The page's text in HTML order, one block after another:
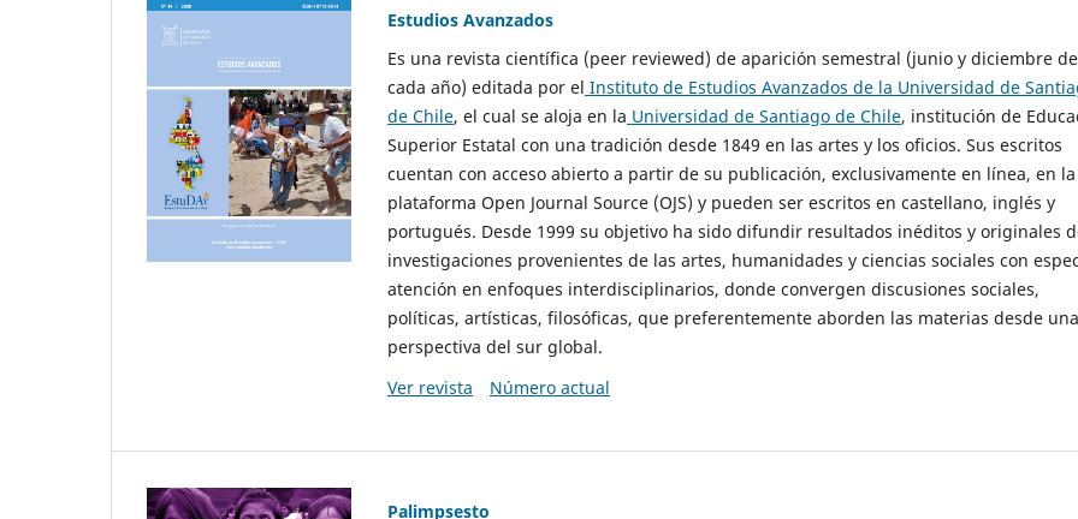
Estudios Avanzados
Es una revista científica (peer reviewed) de aparición semestral (junio y diciembre de
cada año) editada por el Instituto de Estudios Avanzados de la Universidad de
de Chile, el cual se aloja en la Universidad de Santiago de Chile, institución de
Superior Estatal con una tradición desde 1849 en las artes y los oficios. Sus escritos
cuentan con acceso abierto a partir de su publicación, exclusivamente en línea, en la
plataforma Open Journal Source (OJS) y pueden ser escritos en castellano, inglés y
portugués. Desde 1999 su objetivo ha sido difundir resultados inéditos y originales
investigaciones provenientes de las artes, humanidades y ciencias sociales con
atención en enfoques interdisciplinarios, donde convergen discusiones sociales,
políticas, artísticas, filosóficas, que preferentemente aborden las materias desde una
perspectiva del sur global.
Ver revista
Número actual
Palimpsesto